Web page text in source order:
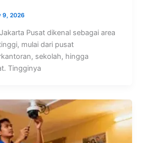
9, 2026
Pusat dikenal sebagai area
mulai dari pusat
sekolah, hingga
Tingginya